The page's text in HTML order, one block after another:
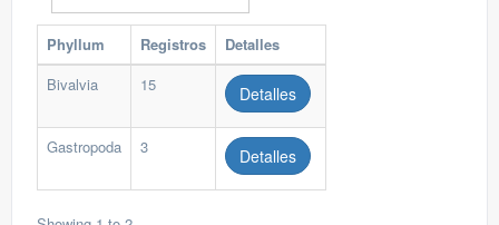
Phyllum Registros
Detalles
Bivalvia
15 Detalles
Gastropoda 3 Detalles